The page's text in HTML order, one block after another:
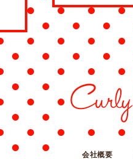
会社概要